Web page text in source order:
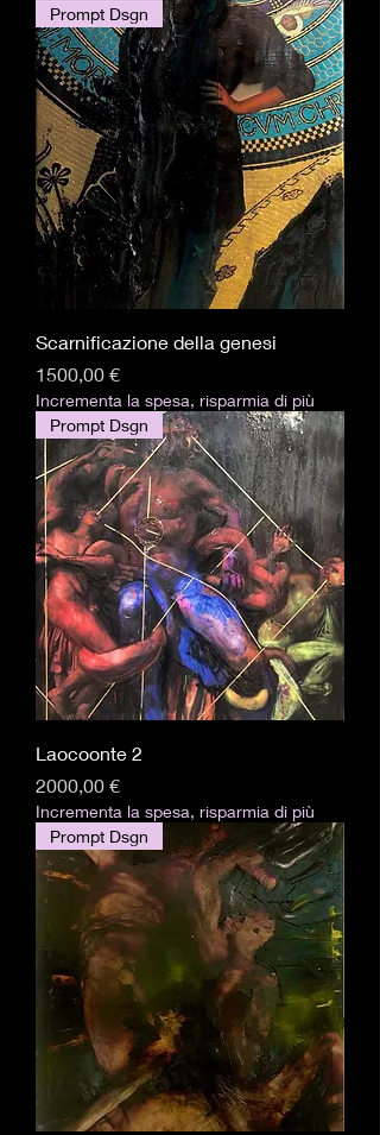
Prompt Dsgn
Scarnificazione della genesi
Prezzo
1500,00 €
Incrementa la spesa, risparmia di più
Prompt Dsgn
Laocoonte 2
Prezzo
2000,00 €
Incrementa la spesa, risparmia di più
Prompt Dsgn